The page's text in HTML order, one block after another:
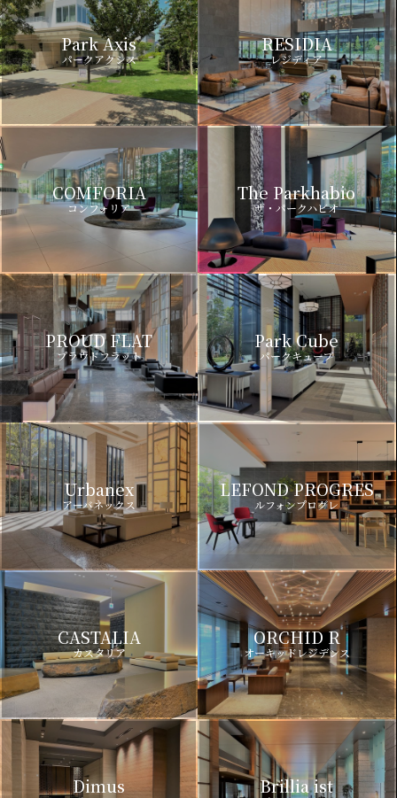
Park Axis
パークアクシス
RESIDIA
レジディア
COMFORIA
コンフォリア
The Parkhabio
ザ・パークハビオ
PROUD FLAT
プラウドフラット
Park Cube
パークキューブ
Urbanex
アーバネックス
LEFOND PROGRES
ルフォンプログレ
CASTALIA
カスタリア
ORCHID R
オーキッドレジデンス
Dimus Brillia ist